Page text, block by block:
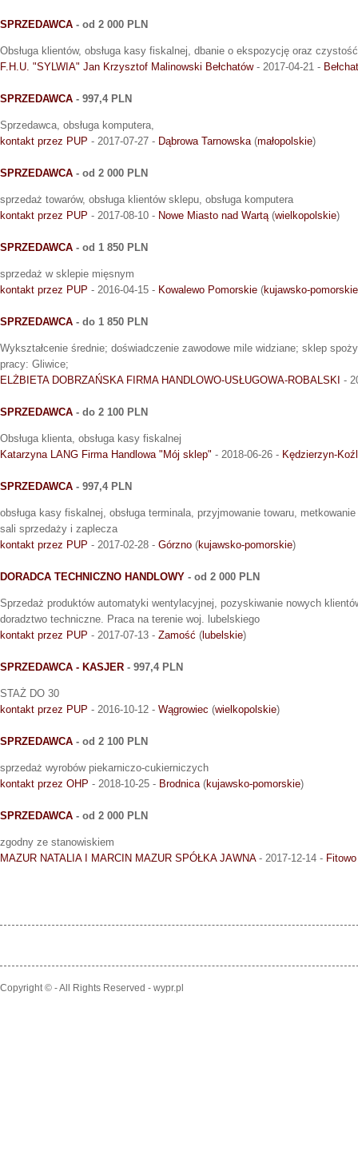
SPRZEDAWCA - od 2 000 PLN
Obsługa klientów, obsługa kasy fiskalnej, dbanie o ekspozycję oraz
F.H.U. "SYLWIA" Jan Krzysztof Malinowski Bełchatów- 2017-04-21 -
SPRZEDAWCA - 997,4 PLN
Sprzedawca, obsługa komputera,
kontakt przez PUP - 2017-07-27 - Dąbrowa Tarnowska(małopolskie)
SPRZEDAWCA - od 2 000 PLN
sprzedaż towarów, obsługa klientów sklepu, obsługa komputera
kontakt przez PUP - 2017-08-10 - Nowe Miasto nad Wartą(wielkopolskie)
SPRZEDAWCA - od 1 850 PLN
sprzedaż w sklepie mięsnym
kontakt przez PUP - 2016-04-15 - Kowalewo Pomorskie (kujawsko-pomorskie
SPRZEDAWCA - do 1 850 PLN
Wykształcenie średnie; doświadczenie zawodowe mile widziane; sklep
pracy: Gliwice;
ELŻBIETA DOBRZAŃSKA FIRMA HANDLOWO-USŁUGOWA-ROBALSKI -
SPRZEDAWCA - do 2 100 PLN
Obsługa klienta, obsługa kasy fiskalnej
Katarzyna LANG Firma Handlowa "Mój sklep" - 2018-06-26 - Kędzierzyn-
SPRZEDAWCA - 997,4 PLN
obsługa kasy fiskalnej, obsługa terminala, przyjmowanie towaru,
sali sprzedaży i zaplecza
kontakt przez PUP - 2017-02-28 - Górzno (kujawsko-pomorskie)
DORADCA TECHNICZNO HANDLOWY - od 2 000 PLN
Sprzedaż produktów automatyki wentylacyjnej, pozyskiwanie nowych
doradztwo techniczne. Praca na terenie woj. lubelskiego
kontakt przez PUP - 2017-07-13 - Zamość ( lubelskie)
SPRZEDAWCA - KASJER - 997,4 PLN
STAŻ DO 30
kontakt przez PUP - 2016-10-12 - Wągrowiec (wielkopolskie)
SPRZEDAWCA - od 2 100 PLN
sprzedaż wyrobów piekarniczo-cukierniczych
kontakt przez OHP - 2018-10-25 - Brodnica(kujawsko-pomorskie)
SPRZEDAWCA - od 2 000 PLN
zgodny ze stanowiskiem
MAZUR NATALIA I MARCIN MAZUR SPÓŁKA JAWNA- 2017-12-14 - Fitowo
Copyright © - All Rights Reserved - wypr.pl